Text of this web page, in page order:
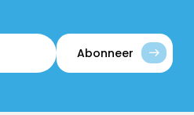
Abonneer